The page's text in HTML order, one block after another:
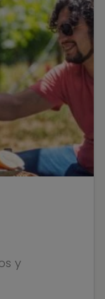
y